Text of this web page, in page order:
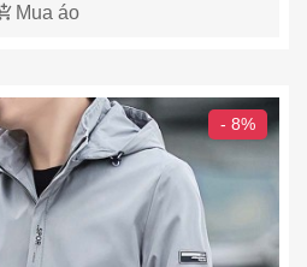
Mua áo
- 8%